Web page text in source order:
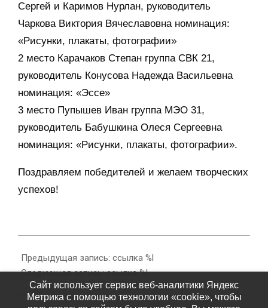
Сергей и Каримов Нурлан, руководитель
Чаркова Виктория Вячеславовна номинация:
«Рисунки, плакаты, фотографии»
2 место Карачаков Степан группа СВК 21,
руководитель Конусова Надежда Васильевна
номинация: «Эссе»
3 место Пупышев Иван группа МЭО 31,
руководитель Бабушкина Олеся Сергеевна
номинация: «Рисунки, плакаты, фотографии».
Поздравляем победителей и желаем творческих
успехов!
01-
17
Предыдущая запись: ссылка %l
Следующая запись: ссылка %l
Сайт использует сервис веб-аналитики Яндекс
Метрика с помощью технологии «cookie», чтобы